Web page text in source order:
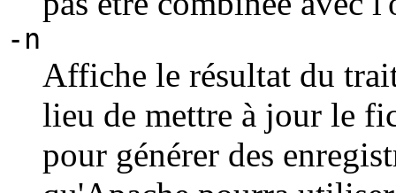
-n
Affiche le résultat du
lieu de mettre à jour le
pour générer des